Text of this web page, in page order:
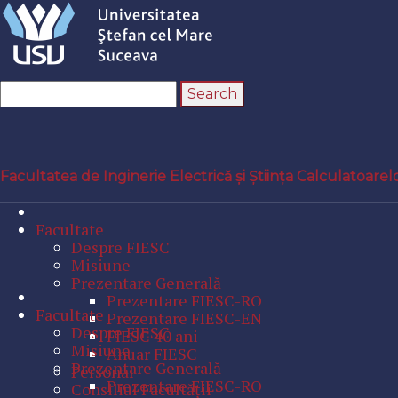
Facultatea de Inginerie Electrică și Știința
Facultate
Despre FIESC
Misiune
Prezentare Generală
Prezentare FIESC-RO
Prezentare FIESC-EN
FIESC 40 ani
Anuar FIESC
Personal
Consiliul Facultăţii
Facultate
Despre FIESC
Misiune
Prezentare Generală
Prezentare FIESC-RO